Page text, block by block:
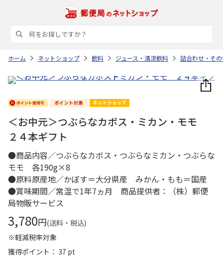
ホーム ネットショップ 飲料 ジュース・清涼飲料 詰合わせ・そ
＜お中元＞つぶらなカボス・ミカン・モモ
２４本ギフト
●商品内容／つぶらなカボス・つぶらなミカン・つぶらな
モモ 各190g×8
●原料原産地／かぼす＝大分県産 みかん・もも＝国産
●賞味期間／常温で1年7ヵ月 商品提供者：（株）郵便
局物販サービス
3,780円(送料・税込)
※軽減税率対象
獲得ポイント： 37 pt